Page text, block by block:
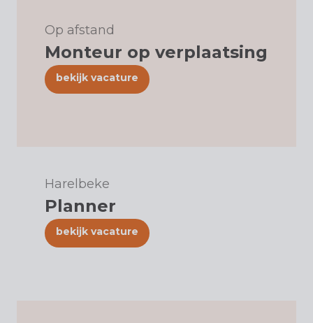
Op afstand
Monteur op verplaatsing
bekijk vacature
Harelbeke
Planner
bekijk vacature